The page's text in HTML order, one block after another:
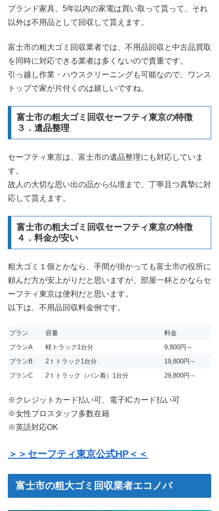
ブランド家具、5年以内の家電は買い取って貰って、それ
以外は不用品として回収して貰えます。
富士市の粗大ゴミ回収業者では、不用品回収と中古品買取
を同時に対応できる業者は多くないので貴重です。
引っ越し作業・ハウスクリーニングも可能なので、ワンス
トップで家が片付くのは嬉しいですね。
富士市の粗大ゴミ回収セーフティ東京の特徴
３．遺品整理
セーフティ東京は、富士市の遺品整理にも対応していま
す。
故人の大切な思い出の品から仏壇まで、丁寧且つ真摯に対
応して貰えます。
富士市の粗大ゴミ回収セーフティ東京の特徴
４．料金が安い
粗大ゴミ１個とかなら、手間が掛かっても富士市の役所に
頼んだ方が安上がりだと思いますが、部屋一杯とかならセ
ーフティ東京は便利だと思います。
以下は、不用品回収料金例です。
プラン 容量
料金
プランA
軽トラック1台分
9,800円～
プランB
2ｔトラック1台分
19,800円～
プランC
2ｔトラック（バン着）1台分 29,800円～
※クレジットカード払い可、電子ICカード払い可
※女性プロスタッフ多数在籍
※英語対応OK
＞＞セーフティ東京公式HP＜＜
富士市の粗大ゴミ回収業者エコノバ